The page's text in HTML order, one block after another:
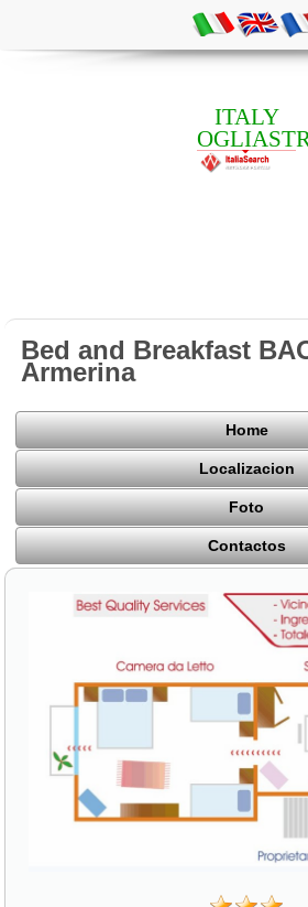
ITALY
Bed and Breakfast
Armerina
Home
Localizacion
Foto
Contactos